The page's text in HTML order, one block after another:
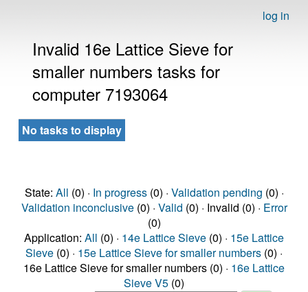
log in
Invalid 16e Lattice Sieve for
smaller numbers tasks for
computer 7193064
No tasks to display
State: All (0) · In progress(0) · Validation pending (0) ·
Validation inconclusive(0) · Valid (0) · Invalid (0) · Error
(0)
Application: All (0) · 14e Lattice Sieve (0) · 15e Lattice
Sieve (0) · 15e Lattice Sieve for smaller numbers (0) ·
16e Lattice Sieve for smaller numbers (0) · 16e Lattice
Sieve V5 (0)